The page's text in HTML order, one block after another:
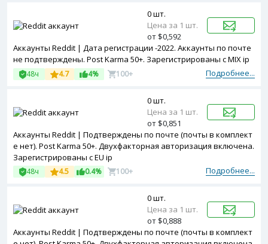
Аккаунты Reddit | Дата регистрации -2022. Аккаунты по почте
не подтверждены. Post Karma 50+. Зарегистрированы с MIX ip
Подробнее...
48ч 4.7 4% 100+
0 шт.
Цена за 1 шт.
от $0,592
Аккаунты Reddit | Подтверждены по почте (почты в комплект
е нет). Post Karma 50+. Двухфакторная авторизация включена.
Зарегистрированы с EU ip
Подробнее...
48ч 4.5 0.4% 100+
0 шт.
Цена за 1 шт.
от $0,851
Аккаунты Reddit | Подтверждены по почте (почты в комплект
0 шт.
Цена за 1 шт.
от $0,888